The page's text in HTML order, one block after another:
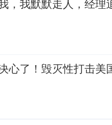
，我默默走人，经理
心了！毁灭性打击美